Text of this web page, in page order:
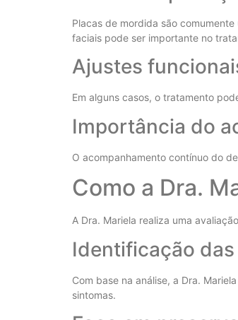
Placas de mordida são
faciais pode ser importante no
Ajustes
Em alguns casos, o tratamento
Importância do
O acompanhamento contínuo do
Como a Dra.
A Dra. Mariela realiza uma
Identificação
Com base na análise, a Dra.
sintomas.